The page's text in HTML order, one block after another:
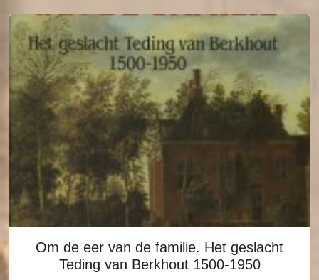
Om de eer van de familie. Het geslacht
Teding van Berkhout 1500-1950